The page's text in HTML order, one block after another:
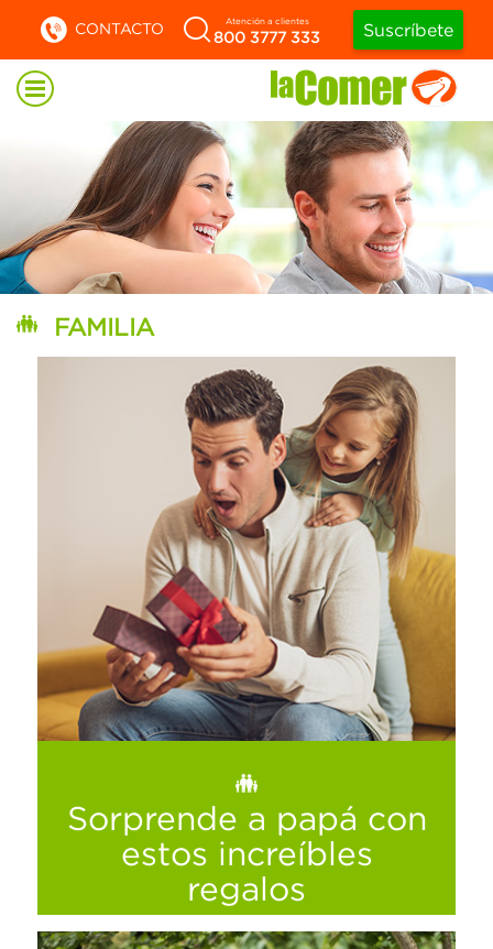
CONTACTO Atención a clientes
800 3777 333 Suscríbete
FAMILIA
Sorprende a papá con
estos increíbles
regalos